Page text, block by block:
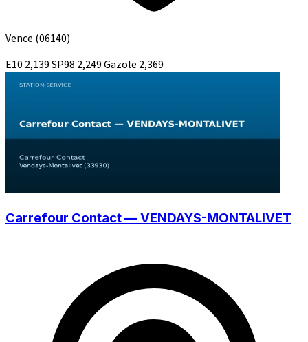
Vence (06140)
E10 2,139SP98 2,249Gazole 2,369
Carrefour Contact — VENDAYS-MONTALIVET